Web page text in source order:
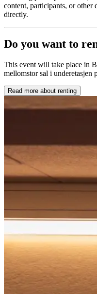
content, participants, or other
directly.
Do you want to
This event will take place in
mellomstor sal i underetasjen
Read more about renting